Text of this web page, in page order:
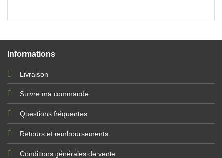
Informations
Livraison
Suivre ma commande
Questions fréquentes
Retours et remboursements
Conditions générales de vente